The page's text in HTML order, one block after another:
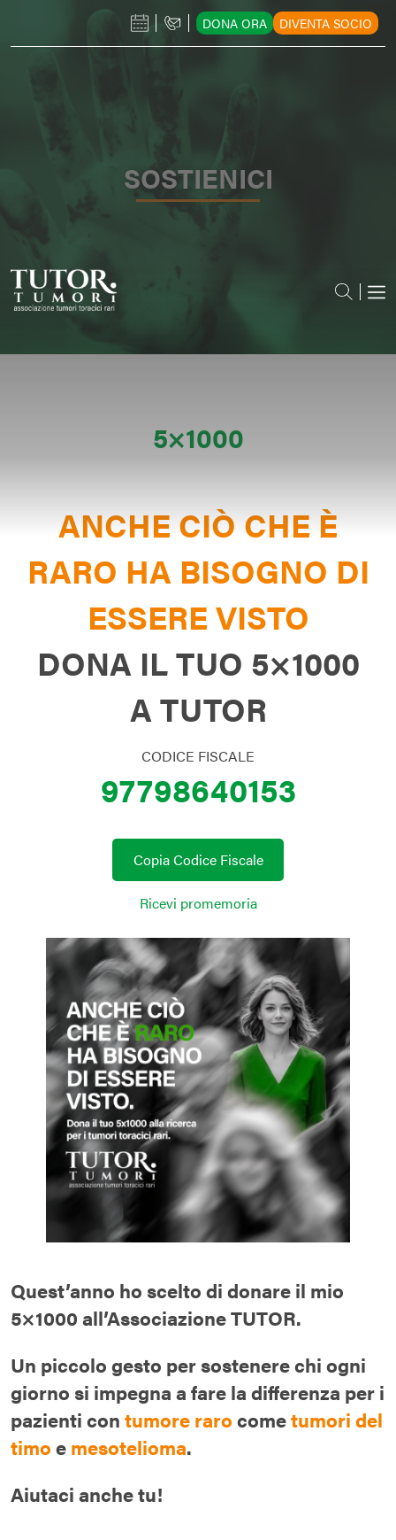
DONA ORA DIVENTA SOCIO
SOSTIENICI
5×1000
ANCHE CIÒ CHE È
RARO HA BISOGNO DI
ESSERE VISTO
DONA IL TUO 5×1000
A TUTOR
CODICE FISCALE
97798640153
Copia Codice Fiscale
Ricevi promemoria
Quest’anno ho scelto di donare il mio
5×1000all’Associazione TUTOR.
Un piccolo gesto per sostenere chi ogni
giorno si impegna a fare la differenza per i
pazienti contumore rarocometumori del
timoemesotelioma.
Aiutaci anche tu!